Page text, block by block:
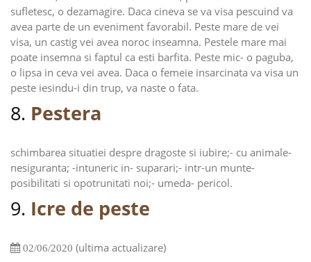
sufletesc, o dezamagire. Daca cineva se va visa pescuind va
avea parte de un eveniment favorabil. Peste mare de vei
visa, un castig vei avea noroc inseamna. Pestele mare mai
poate insemna si faptul ca esti barfita. Peste mic- o paguba,
o lipsa in ceva vei avea. Daca o femeie insarcinata va visa un
peste iesindu-i din trup, va naste o fata.
8. Pestera
schimbarea situatiei despre dragoste si iubire;- cu animale-
nesiguranta; -intuneric in- suparari;- intr-un munte-
posibilitati si opotrunitati noi;- umeda- pericol.
9. Icre de peste
02/06/2020 (ultima actualizare)